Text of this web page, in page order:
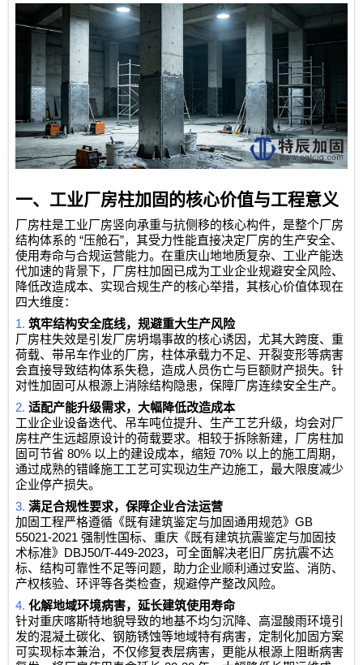
一、工业厂房柱加固的核心价值与工程意义
厂房柱是工业厂房竖向承重与抗侧移的核心构件，是整个厂房
结构体系的 “压舱石”，其受力性能直接决定厂房的生产安全、
使用寿命与合规运营能力。在重庆山地地质复杂、工业产能迭
代加速的背景下，厂房柱加固已成为工业企业规避安全风险、
降低改造成本、实现合规生产的核心举措，其核心价值体现在
四大维度：
1.筑牢结构安全底线，规避重大生产风险
厂房柱失效是引发厂房坍塌事故的核心诱因，尤其大跨度、重
荷载、带吊车作业的厂房，柱体承载力不足、开裂变形等病害
会直接导致结构体系失稳，造成人员伤亡与巨额财产损失。针
对性加固可从根源上消除结构隐患，保障厂房连续安全生产。
2.适配产能升级需求，大幅降低改造成本
工业企业设备迭代、吊车吨位提升、生产工艺升级，均会对厂
房柱产生远超原设计的荷载要求。相较于拆除新建，厂房柱加
固可节省 80% 以上的建设成本，缩短70% 以上的施工周期，
通过成熟的错峰施工工艺可实现边生产边施工，最大限度减少
企业停产损失。
3.满足合规性要求，保障企业合法运营
加固工程严格遵循《既有建筑鉴定与加固通用规范》GB
55021-2021强制性国标、重庆《既有建筑抗震鉴定与加固技
术标准》 DBJ50/T-449-2023，可全面解决老旧厂房抗震不达
标、结构可靠性不足等问题，助力企业顺利通过安监、消防、
产权核验、环评等各类检查，规避停产整改风险。
4.化解地域环境病害，延长建筑使用寿命
针对重庆喀斯特地貌导致的地基不均匀沉降、高湿酸雨环境引
发的混凝土碳化、钢筋锈蚀等地域特有病害，定制化加固方案
可实现标本兼治，不仅修复表层病害，更能从根源上阻断病害